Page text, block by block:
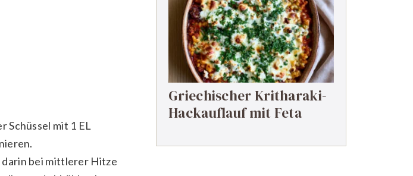
Schüssel mit 1 EL
bei mittlerer Hitze
Griechischer Kritharaki-
Hackauflauf mit Feta